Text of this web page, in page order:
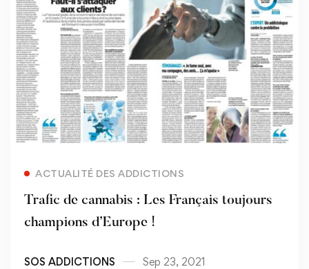
ACTUALITÉ DES ADDICTIONS
Trafic de cannabis : Les Français toujours
champions d’Europe !
SOS ADDICTIONS Sep 23, 2021